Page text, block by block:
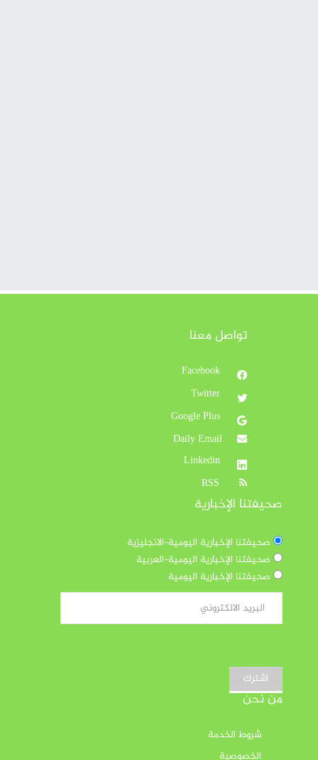
تواصل معنا
Daily Email
صحيفتنا الإخبارية
صحيفتنا الإخبارية اليومية-الانجليزية
صحيفتنا الإخبارية اليومية-العربية
صحيفتنا الإخبارية اليومية
اشترك
من نحن
شروط الخدمة